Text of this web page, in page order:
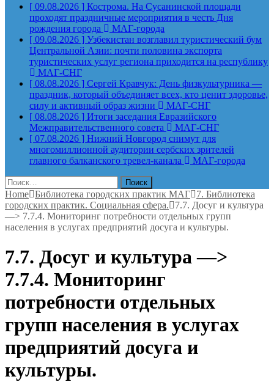
[ 09.08.2026 ] Кострома. На Сусанинской площади
проходят праздничные мероприятия в честь Дня
рождения города
МАГ-города
[ 09.08.2026 ] Узбекистан возглавил туристический бум
Центральной Азии: почти половина экспорта
туристических услуг региона приходится на республику
МАГ-СНГ
[ 08.08.2026 ] Сергей Кравчук: День физкультурника —
праздник, который объединяет всех, кто ценит здоровье,
силу и активный образ жизни
МАГ-СНГ
[ 08.08.2026 ] Итоги заседания Евразийского
Межправительственного совета
МАГ-СНГ
[ 07.08.2026 ] Нижний Новгород снимут для
многомиллионной аудитории сербских зрителей
главного балканского тревел-канала
МАГ-города
Найти:
Home Библиотека городских практик МАГ
7. Библиотека
городских практик. Социальная сфера.
7.7. Досуг и культура
—> 7.7.4. Мониторинг потребности отдельных групп
населения в услугах предприятий досуга и культуры.
7.7. Досуг и культура —>
7.7.4. Мониторинг
потребности отдельных
групп населения в услугах
предприятий досуга и
культуры.